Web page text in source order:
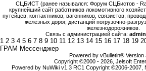
СЦБИСТ (ранее назывался: Форум СЦБистов -
крупнейший сайт работников локомотивного
путейцев, контактников, вагонников, связистов,
железных дорог, дистанций погрузочно-
железнодорожников.
Связь с администрацией сайта:
1 2 3 4 5 6 7 8 9 10 11 12 13 14 15 16 17 18 19
ГРАМ Мессенджер
Powered by vBulletin® Version
Copyright ©2000 - 2026, Jelsoft
Powered by NuWiki v1.3 RC1 Copyright ©2006-2007,